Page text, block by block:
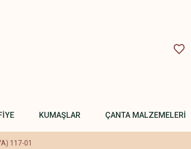
KUMAŞLAR ÇANTA MALZEMELERİ
117-01